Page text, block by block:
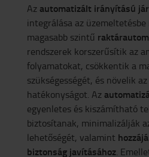
Az automatizált irányítású
integrálása az
magasabb szintű
rendszerek korszerűsítik az
folyamatokat, csökkentik a
szükségességét, és növelik
hatékonyságot. Az
egyenletes és kiszámítható
biztosítanak, minimalizálják
lehetőségét, valamint
biztonság javításához.